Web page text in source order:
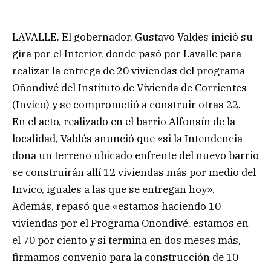
LAVALLE. El gobernador, Gustavo Valdés inició su
gira por el Interior, donde pasó por Lavalle para
realizar la entrega de 20 viviendas del programa
Oñondivé del Instituto de Vivienda de Corrientes
(Invico) y se comprometió a construir otras 22.
En el acto, realizado en el barrio Alfonsín de la
localidad, Valdés anunció que «si la Intendencia
dona un terreno ubicado enfrente del nuevo barrio
se construirán allí 12 viviendas más por medio del
Invico, iguales a las que se entregan hoy».
Además, repasó que «estamos haciendo 10
viviendas por el Programa Oñondivé, estamos en
el 70 por ciento y si termina en dos meses más,
firmamos convenio para la construcción de 10